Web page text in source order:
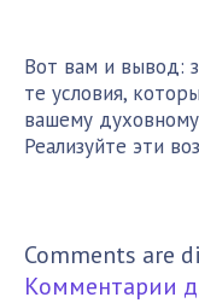
Вот вам и вывод:
те условия,
вашему
Реализуйте эти
Comments are
Комментарии